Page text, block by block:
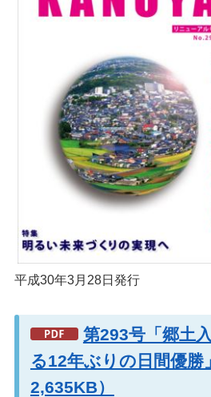
平成30年3月28日発行
第293号「郷土
る12年ぶりの日間優勝
2,635KB）